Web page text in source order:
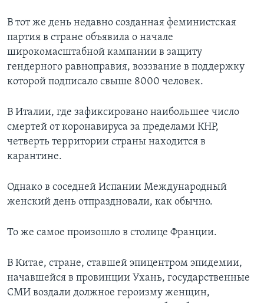
В тот же день недавно созданная феминистская
партия в стране объявила о начале
широкомасштабной кампании в защиту
гендерного равноправия, воззвание в поддержку
которой подписало свыше 8000 человек.
В Италии, где зафиксировано наибольшее число
смертей от коронавируса за пределами КНР,
четверть территории страны находится в
карантине.
Однако в соседней Испании Международный
женский день отпраздновали, как обычно.
То же самое произошло в столице Франции.
В Китае, стране, ставшей эпицентром эпидемии,
начавшейся в провинции Ухань, государственные
СМИ воздали должное героизму женщин,